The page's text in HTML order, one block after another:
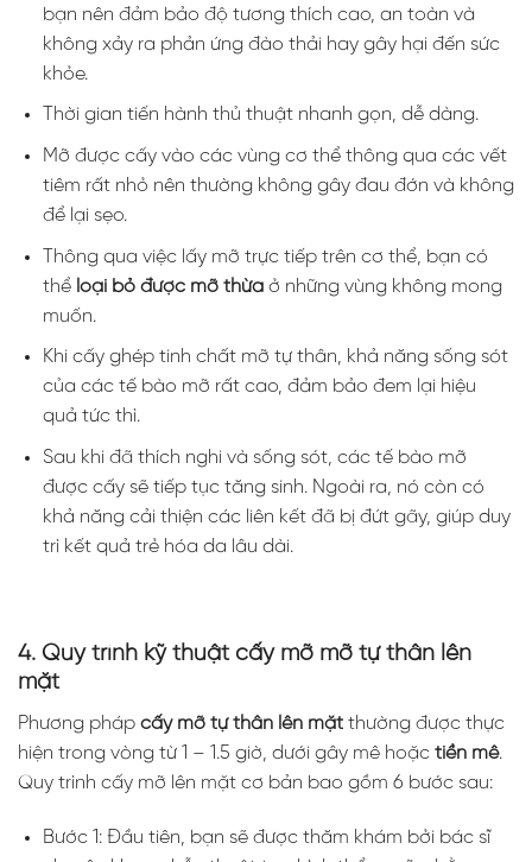
bạn nên đảm bảo độ tương thích cao, an toàn và
không xảy ra phản ứng đào thải hay gây hại đến sức
khỏe.
Thời gian tiến hành thủ thuật nhanh gọn, dễ dàng.
Mỡ được cấy vào các vùng cơ thể thông qua các vết
tiêm rất nhỏ nên thường không gây đau đớn và không
để lại sẹo.
Thông qua việc lấy mỡ trực tiếp trên cơ thể, bạn có
thể loại bỏ được mỡ thừaở những vùng không mong
muốn.
Khi cấy ghép tinh chất mỡ tự thân, khả năng sống sót
của các tế bào mỡ rất cao, đảm bảo đem lại hiệu
quả tức thì.
Sau khi đã thích nghi và sống sót, các tế bào mỡ
được cấy sẽ tiếp tục tăng sinh. Ngoài ra, nó còn có
khả năng cải thiện các liên kết đã bị đứt gãy, giúp duy
trì kết quả trẻ hóa da lâu dài.
4. Quy trình kỹ thuật cấy mỡ mỡ tự thân lên
mặt
Phương pháp cấy mỡ tự thân lên mặt thường được thực
hiện trong vòng từ 1 – 1.5 giờ, dưới gây mê hoặc tiền mê.
Quy trình cấy mỡ lên mặt cơ bản bao gồm 6 bước sau:
Bước 1: Đầu tiên, bạn sẽ được thăm khám bởi bác sĩ